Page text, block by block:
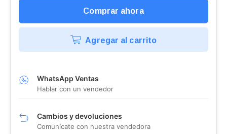
Agregar al carrito
WhatsApp Ventas
Hablar con un vendedor
Cambios y devoluciones
Comunícate con nuestra vendedora